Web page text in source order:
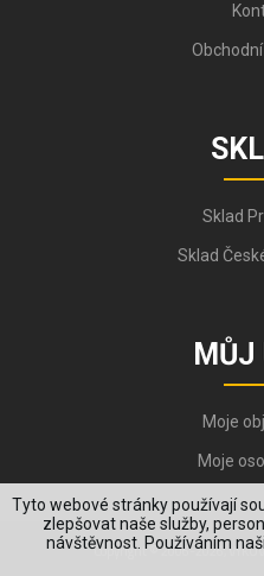
Tyto webové stránky používají
zlepšovat naše služby,
návštěvnost. Používáním
Sklad
Sklad
MŮJ
Moje
Moje
Copyright © 2006-2026, VYKOV